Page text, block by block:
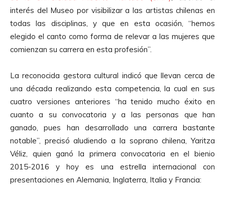
interés del Museo por visibilizar a las artistas chilenas en
todas las disciplinas, y que en esta ocasión, “hemos
elegido el canto como forma de relevar a las mujeres que
comienzan su carrera en esta profesión”.
La reconocida gestora cultural indicó que llevan cerca de
una década realizando esta competencia, la cual en sus
cuatro versiones anteriores “ha tenido mucho éxito en
cuanto a su convocatoria y a las personas que han
ganado, pues han desarrollado una carrera bastante
notable”, precisó aludiendo a la soprano chilena, Yaritza
Véliz, quien ganó la primera convocatoria en el bienio
2015-2016 y hoy es una estrella internacional con
presentaciones en Alemania, Inglaterra, Italia y Francia: